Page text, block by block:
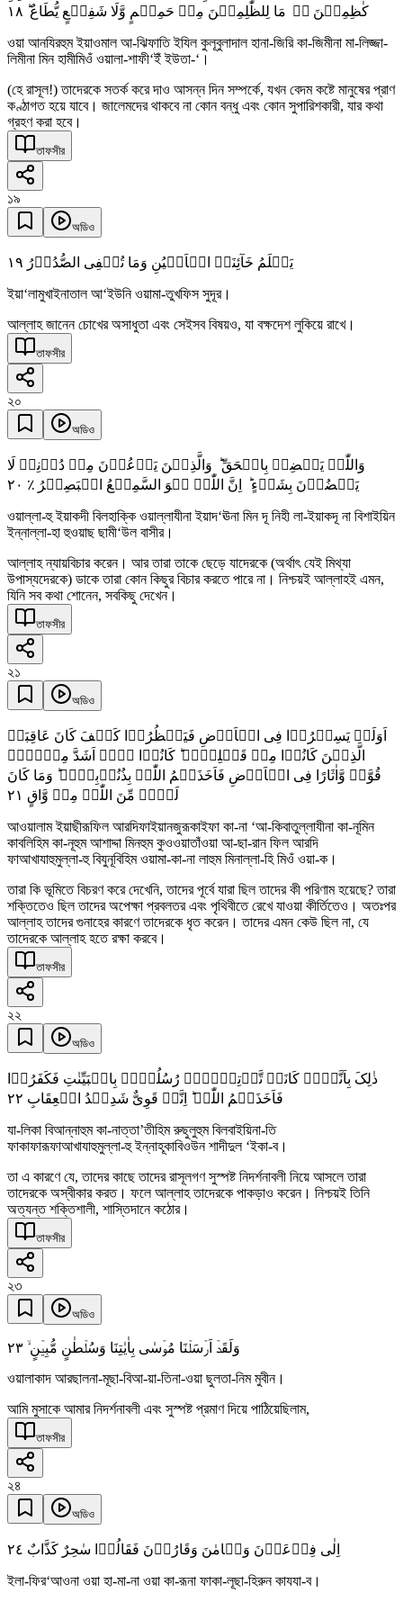
کٰظِمِیۡنَ ۬ؕ مَا لِلظّٰلِمِیۡنَ مِنۡ حَمِیۡمٍ وَّلَا شَفِیۡعٍ یُّطَاعُ ؕ ١٨
ওয়া আনযিরহুম ইয়াওমাল আ-ঝিফাতি ইযিল কুলূবুলাদাল হানা-জিরি কা-জিমীনা মা-লিজ্জা-
লিমীনা মিন হামীমিওঁ ওয়ালা-শাফী‘ইঁ ইউতা-‘।
(হে রাসূল!) তাদেরকে সতর্ক করে দাও আসন্ন দিন সম্পর্কে, যখন বেদম কষ্টে মানুষের প্রাণ
কণ্ঠাগত হয়ে যাবে। জালেমদের থাকবে না কোন বন্ধু এবং কোন সুপারিশকারী, যার কথা
গ্রহণ করা হবে।
তাফসীর
১৯
অডিও
یَعۡلَمُ خَآئِنَۃَ الۡاَعۡیُنِ وَمَا تُخۡفِی الصُّدُوۡرُ ١٩
ইয়া‘লামুখাইনাতাল আ‘ইউনি ওয়ামা-তুখফিস সুদূর।
আল্লাহ জানেন চোখের অসাধুতা এবং সেইসব বিষয়ও, যা বক্ষদেশ লুকিয়ে রাখে।
তাফসীর
২০
অডিও
وَاللّٰہُ یَقۡضِیۡ بِالۡحَقِّ ؕ وَالَّذِیۡنَ یَدۡعُوۡنَ مِنۡ دُوۡنِہٖ لَا
یَقۡضُوۡنَ بِشَیۡءٍ ؕ اِنَّ اللّٰہَ ہُوَ السَّمِیۡعُ الۡبَصِیۡرُ ٪ ٢۰
ওয়াল্লা-হু ইয়াকদী বিলহাক্কি ওয়াল্লাযীনা ইয়াদ‘ঊনা মিন দূ নিহী লা-ইয়াকদূ না বিশাইয়িন
ইন্নাল্লা-হা হুওয়াছ ছামী‘উল বাসীর।
আল্লাহ ন্যায়বিচার করেন। আর তারা তাকে ছেড়ে যাদেরকে (অর্থাৎ যেই মিথ্যা
উপাস্যদেরকে) ডাকে তারা কোন কিছুর বিচার করতে পারে না। নিশ্চয়ই আল্লাহই এমন,
যিনি সব কথা শোনেন, সবকিছু দেখেন।
তাফসীর
২১
অডিও
اَوَلَمۡ یَسِیۡرُوۡا فِی الۡاَرۡضِ فَیَنۡظُرُوۡا کَیۡفَ کَانَ عَاقِبَۃُ
الَّذِیۡنَ کَانُوۡا مِنۡ قَبۡلِہِمۡ ؕ کَانُوۡا ہُمۡ اَشَدَّ مِنۡہُمۡ
قُوَّۃً وَّاٰثَارًا فِی الۡاَرۡضِ فَاَخَذَہُمُ اللّٰہُ بِذُنُوۡبِہِمۡ ؕ وَمَا کَانَ
لَہُمۡ مِّنَ اللّٰہِ مِنۡ وَّاقٍ ٢١
আওয়ালাম ইয়াছীরূফিল আরদিফাইয়ানজুরূকাইফা কা-না ‘আ-কিবাতুল্লাযীনা কা-নূমিন
কাবলিহিম কা-নূহুম আশাদ্দা মিনহুম কুওওয়াতাঁওয়া আ-ছা-রান ফিল আরদি
ফাআখাযাহুমুল্লা-হু বিযুনূবিহিম ওয়ামা-কা-না লাহুম মিনাল্লা-হি মিওঁ ওয়া-ক।
তারা কি ভূমিতে বিচরণ করে দেখেনি, তাদের পূর্বে যারা ছিল তাদের কী পরিণাম হয়েছে? তারা
শক্তিতেও ছিল তাদের অপেক্ষা প্রবলতর এবং পৃথিবীতে রেখে যাওয়া কীর্তিতেও। অতঃপর
আল্লাহ তাদের গুনাহের কারণে তাদেরকে ধৃত করেন। তাদের এমন কেউ ছিল না, যে
তাদেরকে আল্লাহ হতে রক্ষা করবে।
তাফসীর
২২
অডিও
ذٰلِکَ بِاَنَّہُمۡ کَانَتۡ تَّاۡتِیۡہِمۡ رُسُلُہُمۡ بِالۡبَیِّنٰتِ فَکَفَرُوۡا
فَاَخَذَہُمُ اللّٰہُ ؕ اِنَّہٗ قَوِیٌّ شَدِیۡدُ الۡعِقَابِ ٢٢
যা-লিকা বিআন্নাহুম কা-নাত্তা’তীহিম রুছুলুহুম বিলবাইয়িনা-তি
ফাকাফারূফাআখাযাহুমুল্লা-হু ইন্নাহূকাবিওউন শাদীদুল ‘ইকা-ব।
তা এ কারণে যে, তাদের কাছে তাদের রাসূলগণ সুস্পষ্ট নিদর্শনাবলী নিয়ে আসলে তারা
তাদেরকে অস্বীকার করত। ফলে আল্লাহ তাদেরকে পাকড়াও করেন। নিশ্চয়ই তিনি
অত্যন্ত শক্তিশালী, শাস্তিদানে কঠোর।
তাফসীর
২৩
অডিও
وَلَقَدۡ اَرۡسَلۡنَا مُوۡسٰی بِاٰیٰتِنَا وَسُلۡطٰنٍ مُّبِیۡنٍ ۙ ٢٣
ওয়ালাকাদ আরছালনা-মূছা-বিআ-য়া-তিনা-ওয়া ছুলতা-নিম মুবীন।
আমি মুসাকে আমার নিদর্শনাবলী এবং সুস্পষ্ট প্রমাণ দিয়ে পাঠিয়েছিলাম,
তাফসীর
২৪
অডিও
اِلٰی فِرۡعَوۡنَ وَہَامٰنَ وَقَارُوۡنَ فَقَالُوۡا سٰحِرٌ کَذَّابٌ ٢٤
ইলা-ফির‘আওনা ওয়া হা-মা-না ওয়া কা-রূনা ফাকা-লূছা-হিরুন কাযযা-ব।